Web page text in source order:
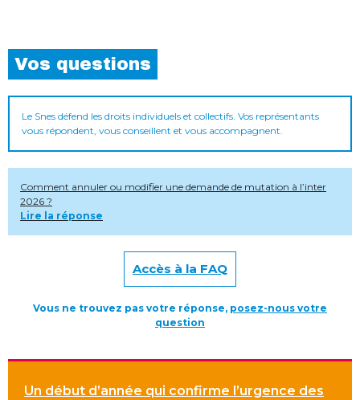
Vos questions
Le Snes défend les droits individuels et collectifs. Vos représentants
vous répondent, vous conseillent et vous accompagnent.
Comment annuler ou modifier une demande de mutation à l’inter
2026 ?
Lire la réponse
Accès à la FAQ
Vous ne trouvez pas votre réponse, posez-nous votre
question
Un début d’année qui confirme l’urgence des